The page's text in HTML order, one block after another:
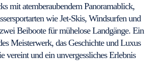
mit atemberaubendem Panoramablick,
wie Jet-Skis, Windsurfen und
Beiboote für mühelose Landgänge. Ein
Meisterwerk, das Geschichte und Luxus
vereint und ein unvergessliches Erlebnis